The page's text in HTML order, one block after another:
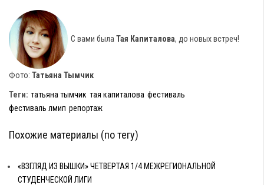
С вами была Тая Капиталова, до новых встреч!
Фото: Татьяна Тымчик
Теги: татьяна тымчик тая капиталова фестиваль
фестиваль лмип репортаж
Похожие материалы (по тегу)
«ВЗГЛЯД ИЗ ВЫШКИ» ЧЕТВЕРТАЯ 1/4 МЕЖРЕГИОНАЛЬНОЙ
СТУДЕНЧЕСКОЙ ЛИГИ